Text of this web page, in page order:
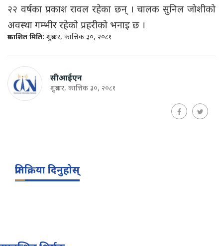
२२ वर्षका प्रकाश रावल रहेका छन् । चालक सुनिल जोशीको
अवस्था गम्भीर रहेको प्रहरीको भनाइ छ ।
प्रकाशित मिति: शुक्रबार, कात्तिक ३०, २०८१
सीआईएन
शुक्रबार, कात्तिक ३०, २०८१
प्रतिक्रिया दिनुहोस्